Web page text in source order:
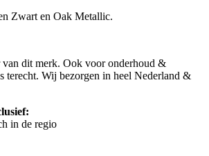
Zwart en Oak Metallic.
dit merk. Ook voor onderhoud &
terecht. Wij bezorgen in heel Nederland &
in de regio